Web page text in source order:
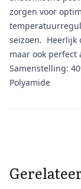
zorgen voor
seizoen. Heerlijk
maar ook perfect
Samenstelling:
Polyamide